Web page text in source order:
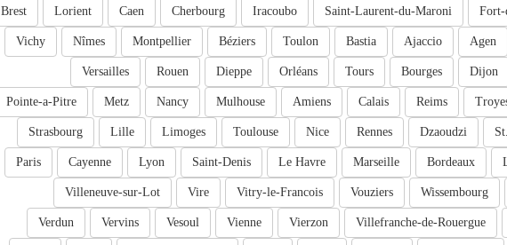
Fort-
Saint-Laurent-du-Maroni
Iracoubo
Cherbourg
Caen
Lorient
Brest
Agen
Ajaccio
Bastia
Toulon
Béziers
Montpellier
Nîmes
Vichy
Dijon
Bourges
Tours
Orléans
Dieppe
Rouen
Versailles
Reims
Calais
Amiens
Mulhouse
Nancy
Metz
Pointe-a-Pitre
Dzaoudzi
Rennes
Nice
Toulouse
Limoges
Lille
Strasbourg
Bordeaux
Marseille
Le Havre
Saint-Denis
Lyon
Cayenne
Paris
Wissembourg
Vouziers
Vitry-le-Francois
Vire
Villeneuve-sur-Lot
Villefranche-de-Rouergue
Vierzon
Vienne
Vesoul
Vervins
Verdun